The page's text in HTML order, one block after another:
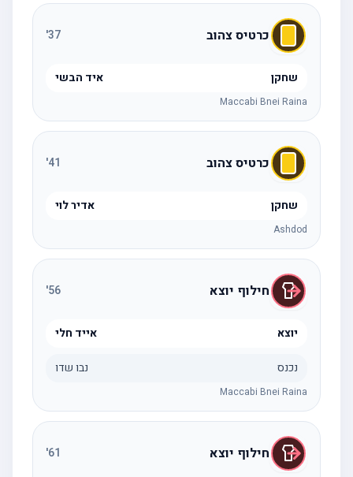
כרטיס צהוב 37
'
שחקן איד הבשי
Maccabi Bnei Raina
כרטיס צהוב 41
'
שחקן אדיר לוי
Ashdod
חילוף יוצא 56
'
יוצא אייד חלי
נכנס נבו שדו
Maccabi Bnei Raina
חילוף יוצא 61
'